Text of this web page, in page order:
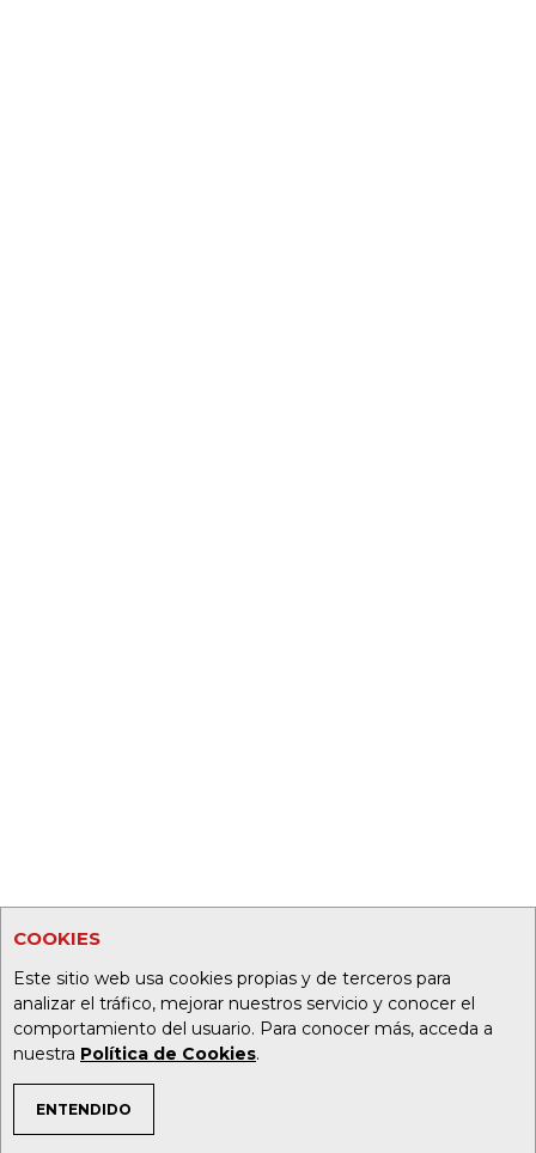
COOKIES
Este sitio web usa cookies propias y de terceros para
analizar el tráfico, mejorar nuestros servicio y conocer el
comportamiento del usuario. Para conocer más, acceda a
nuestra Política de Cookies.
ENTENDIDO
TEMAS DE INTERÉS